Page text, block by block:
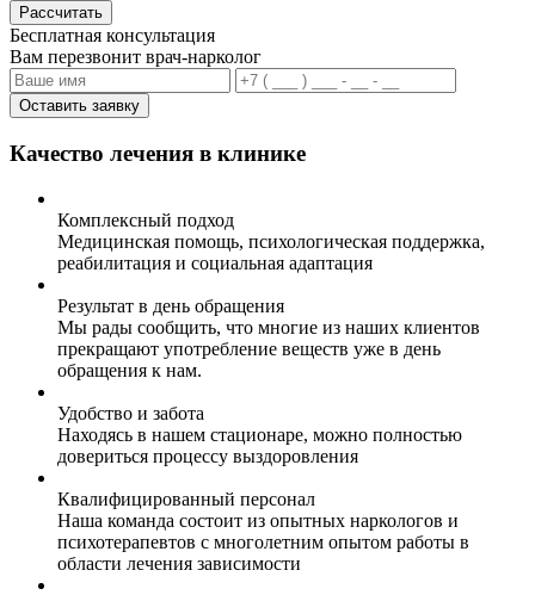
Рассчитать
Бесплатная консультация
Вам перезвонит врач-нарколог
Оставить заявку
Качество лечения в клинике
Комплексный подход
Медицинская помощь, психологическая поддержка,
реабилитация и социальная адаптация
Результат в день обращения
Мы рады сообщить, что многие из наших клиентов
прекращают употребление веществ уже в день
обращения к нам.
Удобство и забота
Находясь в нашем стационаре, можно полностью
довериться процессу выздоровления
Квалифицированный персонал
Наша команда состоит из опытных наркологов и
психотерапевтов с многолетним опытом работы в
области лечения зависимости